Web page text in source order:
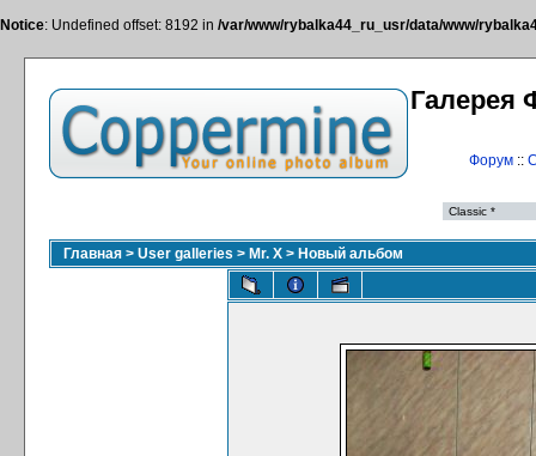
Notice: Undefined offset: 8192 in /var/www/rybalka44_ru_usr/data/www/
Галерея
Форум::
Главная > User galleries > Mr. X > Новый альбом